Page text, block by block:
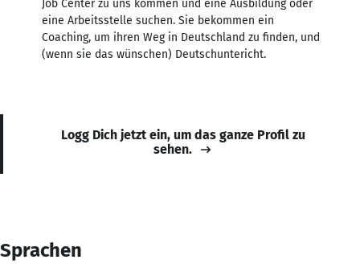
Job Center zu uns kommen und eine Ausbildung oder
eine Arbeitsstelle suchen. Sie bekommen ein
Coaching, um ihren Weg in Deutschland zu finden, und
(wenn sie das wünschen) Deutschuntericht.
Logg Dich jetzt ein, um das ganze Profil zu
sehen.
Sprachen